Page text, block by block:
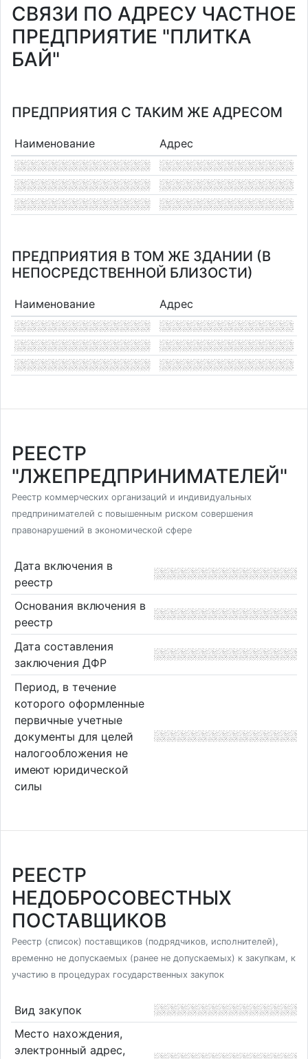
СВЯЗИ ПО АДРЕСУ ЧАСТНОЕ
ПРЕДПРИЯТИЕ "ПЛИТКА
БАЙ"
ПРЕДПРИЯТИЯ С ТАКИМ ЖЕ АДРЕСОМ
Наименование Адрес
ПРЕДПРИЯТИЯ В ТОМ ЖЕ ЗДАНИИ (В
НЕПОСРЕДСТВЕННОЙ БЛИЗОСТИ)
Наименование Адрес
РЕЕСТР
"ЛЖЕПРЕДПРИНИМАТЕЛЕЙ"
Реестр коммерческих организаций и индивидуальных
предпринимателей с повышенным риском совершения
правонарушений в экономической сфере
Дата включения в
реестр
Основания включения в
реестр
Дата составления
заключения ДФР
Период, в течение
которого оформленные
первичные учетные
документы для целей
налогообложения не
имеют юридической
силы
РЕЕСТР
НЕДОБРОСОВЕСТНЫХ
ПОСТАВЩИКОВ
Реестр (список) поставщиков (подрядчиков, исполнителей),
временно не допускаемых (ранее не допускаемых) к закупкам, к
участию в процедурах государственных закупок
Вид закупок
Место нахождения,
электронный адрес,